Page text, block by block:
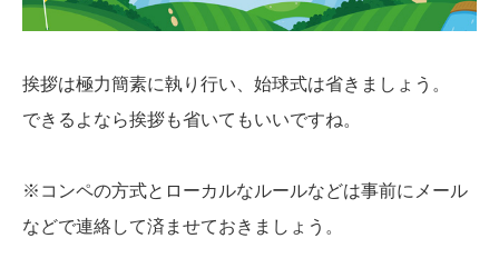
挨拶は極力簡素に執り行い、始球式は省きましょう。
できるよなら挨拶も省いてもいいですね。
※コンペの方式とローカルなルールなどは事前にメール
などで連絡して済ませておきましょう。